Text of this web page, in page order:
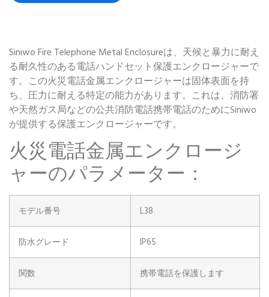
Siniwo Fire Telephone Metal Enclosureは、天候と暴力に耐え
る耐久性のある電話ハンドセット保護エンクロージャーで
す。この火災電話金属エンクロージャーは固体表面を持
ち、圧力に耐える特定の能力があります。これは、消防署
や天然ガス局などの公共消防電話携帯電話のためにSiniwo
が提供する保護エンクロージャーです。
火災電話金属エンクロージ
ャーのパラメーター：
モデル番号 L38
防水グレード IP65
関数 携帯電話を保護します